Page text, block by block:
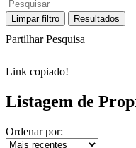
Limpar filtro Resultados
Partilhar Pesquisa
Link copiado!
Listagem de
Ordenar por: